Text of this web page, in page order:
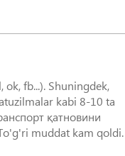
fb...). Shuningdek,
kabi 8-10 ta
қатновини
muddat kam qoldi.